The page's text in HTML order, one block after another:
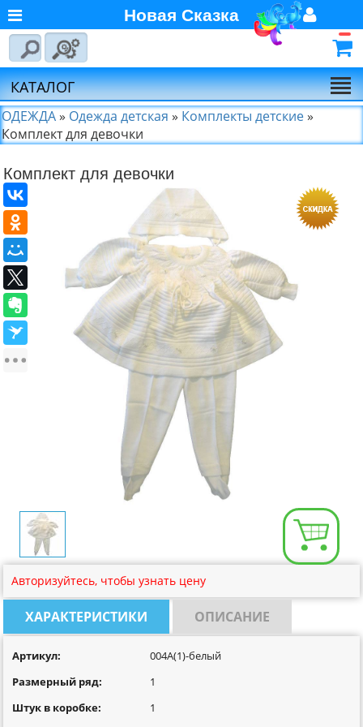
Главная
О компании
Новости
Выбор по брендам
Партнёрам
Калькулятора доставки
Байкал-Сервис
Калькулятора доставки
Первая
Экспедиционная
Компания
Калькулятора доставки
Деловые Линии
Размерная сетка
Обратная связь
Новая Сказка
Регистрация
Авторизуйтесь
КАТАЛОГ
ОДЕЖДА» Одежда детская » Комплекты детские»
Комплект для девочки
Комплект для девочки
Авторизуйтесь, чтобы узнать цену
ХАРАКТЕРИСТИКИ ОПИСАНИЕ
Артикул:
Размерный ряд:
Штук в коробке:
004A(1)-белый
1
1